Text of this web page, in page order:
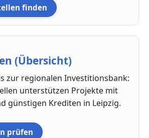
finden
(Übersicht)
zur regionalen Investitionsbank:
unterstützen Projekte mit
günstigen Krediten in Leipzig.
prüfen